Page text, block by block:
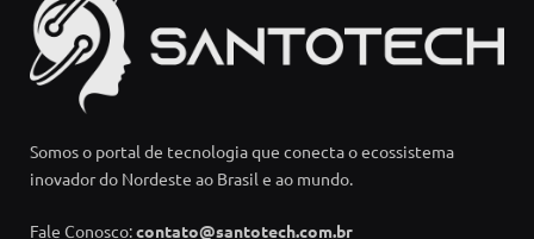
Somos o portal de tecnologia que conecta o ecossistema
inovador do Nordeste ao Brasil e ao mundo.
Fale Conosco:contato@santotech.com.br